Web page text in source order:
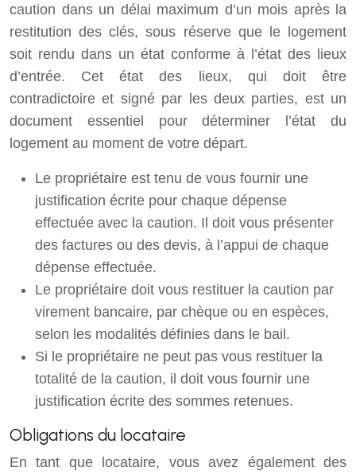
caution dans un délai maximum d’un mois après la
restitution des clés, sous réserve que le logement
soit rendu dans un état conforme à l’état des lieux
d’entrée. Cet état des lieux, qui doit être
contradictoire et signé par les deux parties, est un
document essentiel pour déterminer l’état du
logement au moment de votre départ.
Le propriétaire est tenu de vous fournir une
justification écrite pour chaque dépense
effectuée avec la caution. Il doit vous présenter
des factures ou des devis, à l’appui de chaque
dépense effectuée.
Le propriétaire doit vous restituer la caution par
virement bancaire, par chèque ou en espèces,
selon les modalités définies dans le bail.
Si le propriétaire ne peut pas vous restituer la
totalité de la caution, il doit vous fournir une
justification écrite des sommes retenues.
Obligations du locataire
En tant que locataire, vous avez également des